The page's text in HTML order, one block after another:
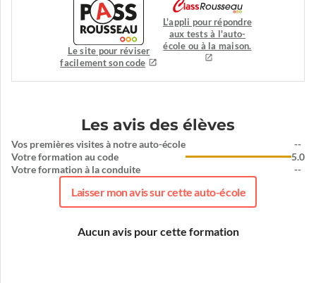
Le site pour réviser
facilement son code
L'appli pour répondre
aux tests à l'auto-
école ou à la maison.
Les avis des élèves
Vos premières visites à notre auto-école
Votre formation au code
Votre formation à la conduite
--
5.0
--
Laisser mon avis sur cette auto-école
Aucun avis pour cette formation